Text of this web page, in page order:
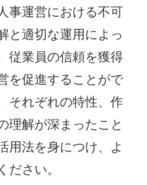
事運営における不可
と適切な運用によっ
従業員の信頼を獲得
を促進することがで
それぞれの特性、作
理解が深まったこと
用法を身につけ、よ
ださい。